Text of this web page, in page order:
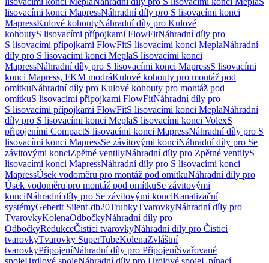
lisovacími konci MapressNáhradní díly pro S lisovacími konci
MapressKulové kohoutyNáhradní díly pro Kulové
kohoutyS lisovacími přípojkami FlowFitNáhradní díly pro
S lisovacími přípojkami FlowFitS lisovacími konci MeplaNáhradní
díly pro S lisovacími konci MeplaS lisovacími konci
MapressNáhradní díly pro S lisovacími konci MapressS lisovacími
konci Mapress, FKM modráKulové kohouty pro montáž pod
omítkuNáhradní díly pro Kulové kohouty pro montáž pod
omítkuS lisovacími přípojkami FlowFitNáhradní díly pro
S lisovacími přípojkami FlowFitS lisovacími konci MeplaNáhradní
díly pro S lisovacími konci MeplaS lisovacími konci VolexS
připojeními CompactS lisovacími konci MapressNáhradní díly pro S
lisovacími konci MapressSe závitovými konciNáhradní díly pro Se
závitovými konciZpětné ventilyNáhradní díly pro Zpětné ventilyS
lisovacími konci MapressNáhradní díly pro S lisovacími konci
MapressÚsek vodoměru pro montáž pod omítkuNáhradní díly pro
Úsek vodoměru pro montáž pod omítkuSe závitovými
konciNáhradní díly pro Se závitovými konciKanalizační
systémyGeberit Silent-db20TrubkyTvarovkyNáhradní díly pro
TvarovkyKolenaOdbočkyNáhradní díly pro
OdbočkyRedukceČisticí tvarovkyNáhradní díly pro Čisticí
tvarovkyTvarovky SuperTubeKolenaZvláštní
tvarovkyPřipojeníNáhradní díly pro PřipojeníSvařované
spojeHrdlové spojeNáhradní díly pro Hrdlové spojeUpínací